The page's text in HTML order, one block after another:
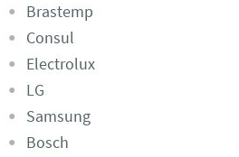
Brastemp
Consul
Electrolux
LG
Samsung
Bosch